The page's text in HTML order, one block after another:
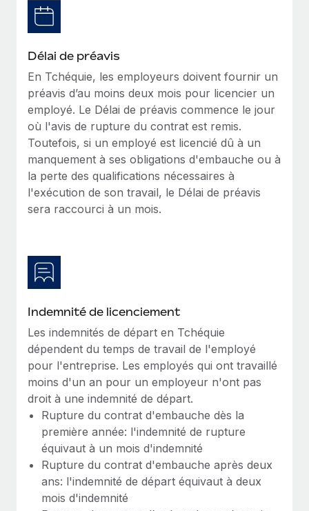
Création d’entité
conformité
Mobilité et déménagement international
Organisez facilement le déménagement de vos
employés
Avantages sociaux
Gérez facilement les avantages sociaux
Intégration Remote x BambooHR : du local à
l’international, le recrutement sans changer de
Impact Les clients BambooHR peuvent désormais
embaucher et gérer les employés internationaux...
En savoir plus
Explorer le blog
Mises à jour des produits de Remote :
Intégrations Gusto et Xero et Gestion des
freelances Plus
Remote a toujours pour mission d'aider les entreprises de
toute taille à embaucher, gérer et payer...
En savoir plus
Phiture, un leader notable du conseil en matière de
croissance mobile internationale, encourage les...
En savoir plus
Délai de préavis
En Tchéquie, les employeurs doivent fournir un
préavis d’au moins deux mois pour licencier un
employé. Le Délai de préavis commence le jour
où l'avis de rupture du contrat est remis.
Toutefois, si un employé est licencié dû à un
manquement à ses obligations d'embauche ou à
la perte des qualifications nécessaires à
l'exécution de son travail, le Délai de préavis
sera raccourci à un mois.
Indemnité de licenciement
Les indemnités de départ en Tchéquie
dépendent du temps de travail de l'employé
pour l'entreprise. Les employés qui ont travaillé
moins d'un an pour un employeur n'ont pas
droit à une indemnité de départ.
Rupture du contrat d'embauche dès la
première année: l'indemnité de rupture
équivaut à un mois d'indemnité
Rupture du contrat d'embauche après deux
ans: l'indemnité de départ équivaut à deux
mois d'indemnité